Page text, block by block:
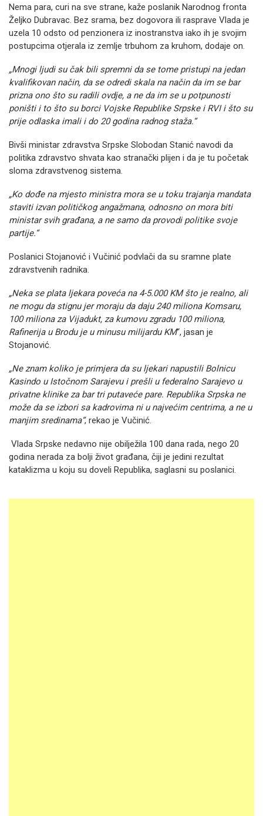
Nema para, curi na sve strane, kaže poslanik Narodnog fronta
Željko Dubravac. Bez srama, bez dogovora ili rasprave Vlada je
uzela 10 odsto od penzionera iz inostranstva iako ih je svojim
postupcima otjerala iz zemlje trbuhom za kruhom, dodaje on.
„Mnogi ljudi su čak bili spremni da se tome pristupi na jedan
kvalifikovan način, da se odredi skala na način da im se bar
prizna ono što su radili ovdje, a ne da im se u potpunosti
poništi i to što su borci Vojske Republike Srpske i RVI i što su
prije odlaska imali i do 20 godina radnog staža.“
Bivši ministar zdravstva Srpske Slobodan Stanić navodi da
politika zdravstvo shvata kao stranački plijen i da je tu početak
sloma zdravstvenog sistema.
„Ko dođe na mjesto ministra mora se u toku trajanja mandata
staviti izvan političkog angažmana, odnosno on mora biti
ministar svih građana, a ne samo da provodi politike svoje
partije.“
Poslanici Stojanović i Vučinić podvlači da su sramne plate
zdravstvenih radnika.
„Neka se plata ljekara poveća na 4-5.000 KM što je realno, ali
ne mogu da stignu jer moraju da daju 240 miliona Komsaru,
100 miliona za Vijadukt, za kumovu zgradu 100 miliona,
Rafinerija u Brodu je u minusu milijardu KM“, jasan je
Stojanović.
„Ne znam koliko je primjera da su ljekari napustili Bolnicu
Kasindo u Istočnom Sarajevu i prešli u federalno Sarajevo u
privatne klinike za bar tri putaveće pare. Republika Srpska ne
može da se izbori sa kadrovima ni u najvećim centrima, a ne u
manjim sredinama“, rekao je Vučinić.
Vlada Srpske nedavno nije obilježila 100 dana rada, nego 20
godina nerada za bolji život građana, čiji je jedini rezultat
kataklizma u koju su doveli Republika, saglasni su poslanici.